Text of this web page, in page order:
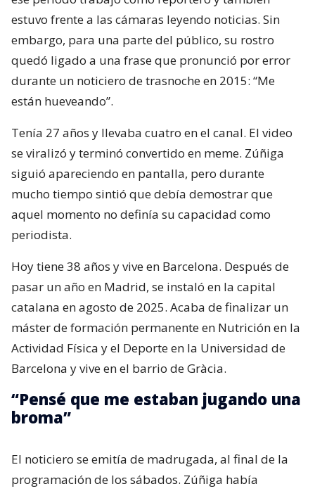
estuvo frente a las cámaras leyendo noticias. Sin
embargo, para una parte del público, su rostro
quedó ligado a una frase que pronunció por error
durante un noticiero de trasnoche en 2015: “Me
están hueveando”.
Tenía 27 años y llevaba cuatro en el canal. El video
se viralizó y terminó convertido en meme. Zúñiga
siguió apareciendo en pantalla, pero durante
mucho tiempo sintió que debía demostrar que
aquel momento no definía su capacidad como
periodista.
Hoy tiene 38 años y vive en Barcelona. Después de
pasar un año en Madrid, se instaló en la capital
catalana en agosto de 2025. Acaba de finalizar un
máster de formación permanente en Nutrición en la
Actividad Física y el Deporte en la Universidad de
Barcelona y vive en el barrio de Gràcia.
“Pensé que me estaban jugando una
broma”
El noticiero se emitía de madrugada, al final de la
programación de los sábados. Zúñiga había